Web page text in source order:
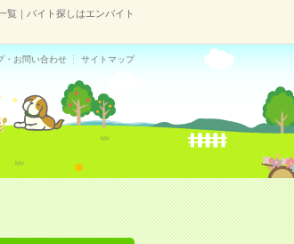
覧｜バイト探しはエンバイト
・お問い合わせ サイトマップ